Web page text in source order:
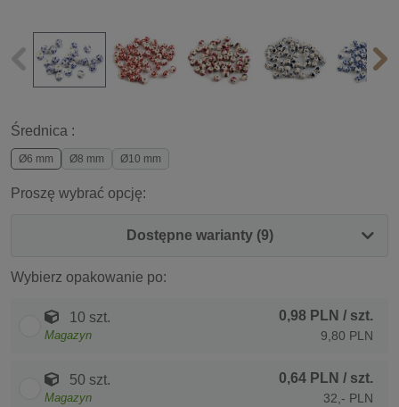
Średnica :
Ø6 mm Ø8 mm Ø10 mm
Proszę wybrać opcję:
Dostępne warianty (9)
Wybierz opakowanie po:
10 szt.
Magazyn
0,98 PLN / szt.
9,80 PLN
50 szt.
Magazyn
0,64 PLN / szt.
32,- PLN